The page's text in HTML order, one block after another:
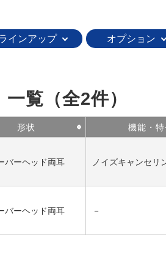
インアップ オプション
一覧 （全2件）
形状 機能・
バーヘッド両耳 ノイズキャンセリ
バーヘッド両耳 －